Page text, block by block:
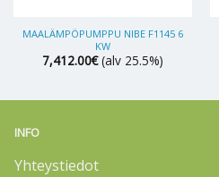
MAALÄMPÖPUMPPU NIBE F1145 6
KW
7,412.00€ (alv 25.5%)
INFO
Yhteystiedot